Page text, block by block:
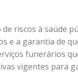
riscos à saúde
e a garantia de
funerários
vigentes para